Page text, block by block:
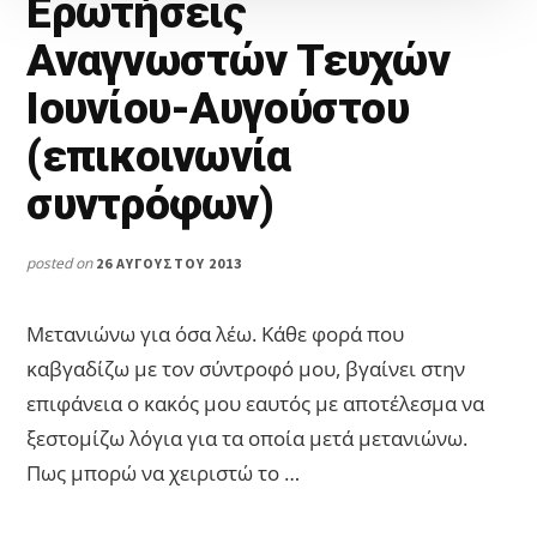
Ερωτήσεις
Αναγνωστών Τευχών
Ιουνίου-Αυγούστου
(επικοινωνία
συντρόφων)
posted on 26 ΑΥΓΟΎΣΤΟΥ 2013
Μετανιώνω για όσα λέω. Κάθε φορά που
καβγαδίζω με τον σύντροφό μου, βγαίνει στην
επιφάνεια ο κακός μου εαυτός με αποτέλεσμα να
ξεστομίζω λόγια για τα οποία μετά μετανιώνω.
Πως μπορώ να χειριστώ το …